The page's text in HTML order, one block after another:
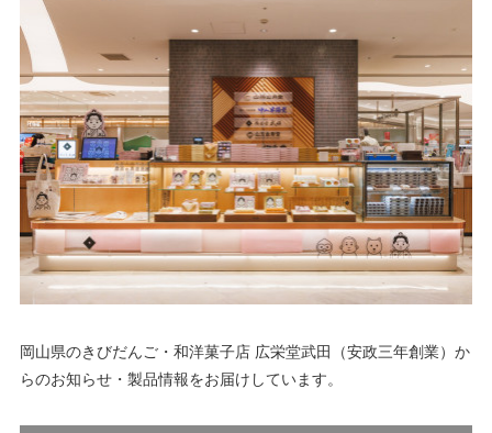
岡山県のきびだんご・和洋菓子店 広栄堂武田（安政三年創業）か
らのお知らせ・製品情報をお届けしています。